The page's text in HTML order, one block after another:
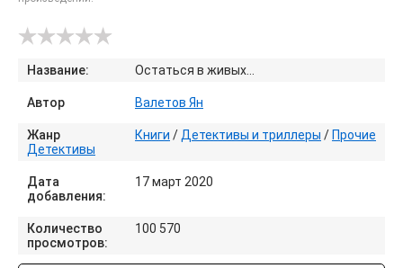
Название: Остаться в живых…
Автор Валетов Ян
Жанр Книги / Детективы и триллеры / Прочие
Детективы
Дата
добавления:
17 март 2020
Количество
просмотров:
100 570